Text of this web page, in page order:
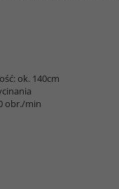
ok. 140cm
obr./min